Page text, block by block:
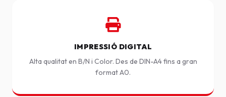
IMPRESSIÓ DIGITAL
Alta qualitat en B/N i Color. Des de DIN-A4 fins a gran
format A0.